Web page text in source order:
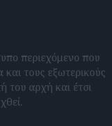
περιεχόμενο που
τους εξωτερικούς
του αρχή και έτσι